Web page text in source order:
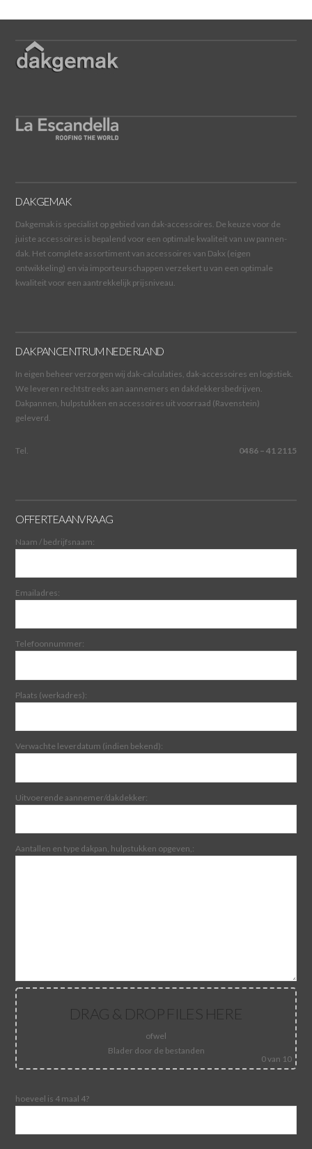
DAKGEMAK
Dakgemak is specialist op gebied van dak-accessoires. De keuze voor de
juiste accessoires is bepalend voor een optimale kwaliteit van uw pannen-
dak. Het complete assortiment van accessoires van Dakx (eigen
ontwikkeling) en via importeurschappen verzekert u van een optimale
kwaliteit voor een aantrekkelijk prijsniveau.
DAKPANCENTRUM NEDERLAND
In eigen beheer verzorgen wij dak-calculaties, dak-accessoires en logistiek.
We leveren rechtstreeks aan aannemers en dakdekkersbedrijven.
Dakpannen, hulpstukken en accessoires uit voorraad (Ravenstein)
geleverd.
Tel. 0486 – 41 2115
OFFERTEAANVRAAG
Naam / bedrijfsnaam:
Emailadres:
Telefoonnummer:
Plaats (werkadres):
Verwachte leverdatum (indien bekend):
Uitvoerende aannemer/dakdekker:
Aantallen en type dakpan, hulpstukken opgeven,:
DRAG & DROP FILES HERE
ofwel
Blader door de bestanden
0van 10
hoeveel is 4 maal 4?